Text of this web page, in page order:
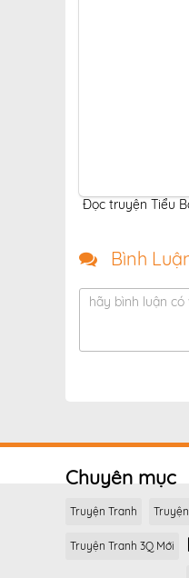
Đọc truyện Tiểu
Bình
hãy bình luận
Chuyên mục
Truyện Tranh
Truyện Tranh 3Q Mới